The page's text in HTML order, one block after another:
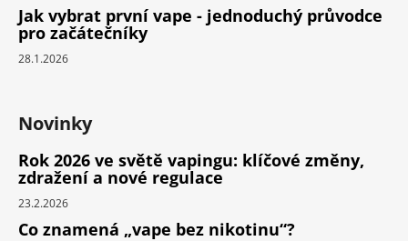
Jak vybrat první vape - jednoduchý průvodce
pro začátečníky
28.1.2026
Novinky
Rok 2026 ve světě vapingu: klíčové změny,
zdražení a nové regulace
23.2.2026
Co znamená „vape bez nikotinu“?